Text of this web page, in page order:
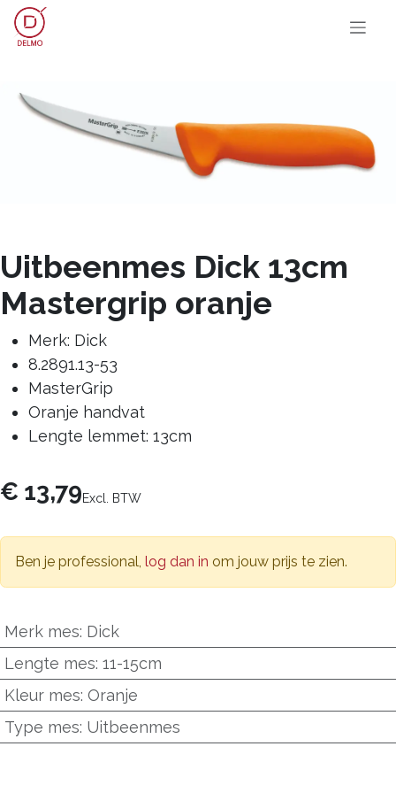
OVERSLAAN NAAR INHOUD
Uitbeenmes Dick 13cm
Mastergrip oranje
Merk: Dick
8.2891.13-53
MasterGrip
Oranje handvat
Lengte lemmet: 13cm
€ 13,79Excl. BTW
Ben je professional, log dan in om jouw prijs te zien.
Merk mes: Dick
Lengte mes: 11-15cm
Kleur mes: Oranje
Type mes: Uitbeenmes